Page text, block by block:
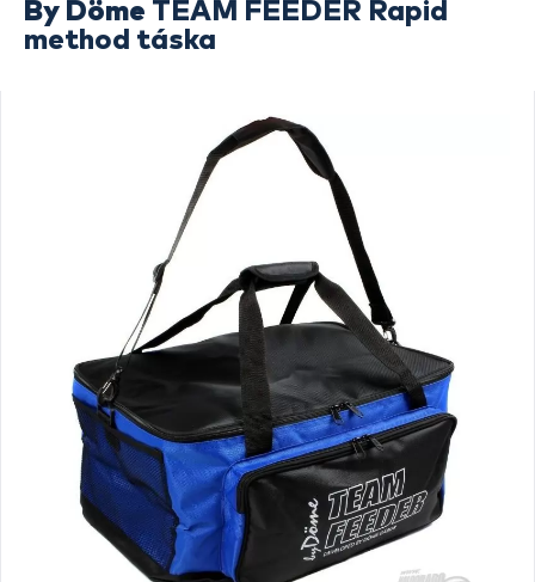
By Döme TEAM FEEDER Rapid
method táska